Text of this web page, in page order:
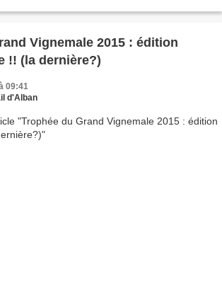
Vignemale 2015 : édition
!! (la dernière?)
09:41
d'Alban